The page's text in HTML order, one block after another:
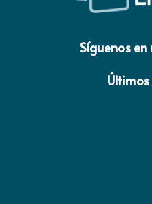
Síguenos en